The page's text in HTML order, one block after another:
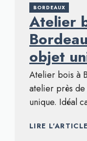
BORDEAUX
Atelier
objet
Atelier bois à
atelier près
unique. Idéal
LIRE L'ARTICLE